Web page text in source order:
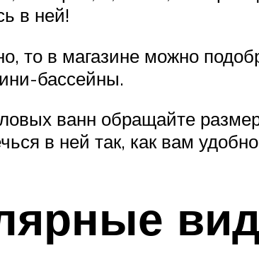
в ней!
то в магазине можно
бассейны.
ванн обращайте
в ней так, как вам